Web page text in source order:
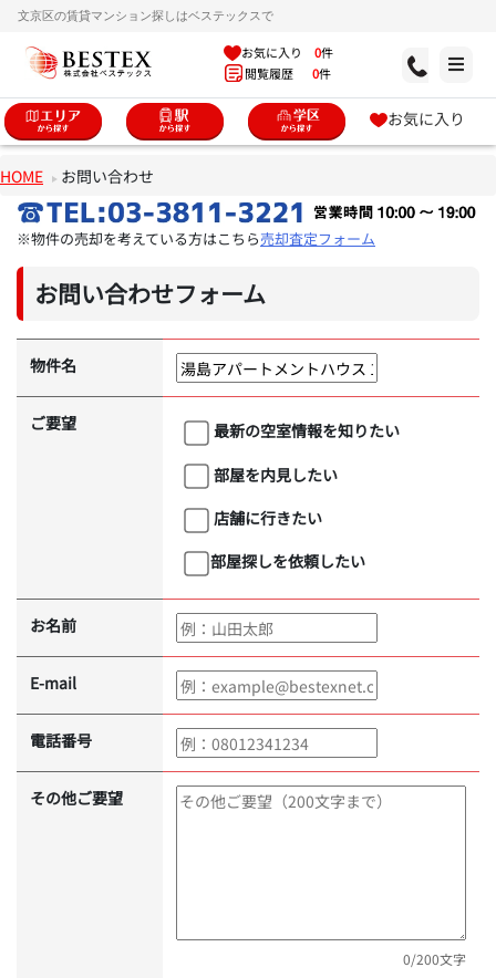
文京区の賃貸マンション探しはベステックスで
お気に入り 0件
閲覧履歴 0件
お気に入り
HOME お問い合わせ
※物件の売却を考えている方はこちら売却査定フォーム
お問い合わせフォーム
物件名
ご要望
最新の空室情報を知りたい
部屋を内見したい
店舗に行きたい
部屋探しを依頼したい
お名前
E-mail
電話番号
その他ご要望
0/200文字